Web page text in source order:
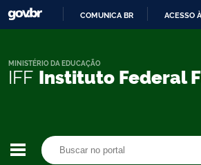
CONTEÚDO
COMUNICA BR ACESSO
IFF Instituto Federal
MINISTÉRIO DA EDUCAÇÃO